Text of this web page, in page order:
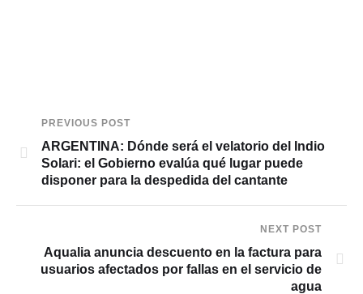
PREVIOUS POST
ARGENTINA: Dónde será el velatorio del Indio
Solari: el Gobierno evalúa qué lugar puede
disponer para la despedida del cantante
NEXT POST
Aqualia anuncia descuento en la factura para
usuarios afectados por fallas en el servicio de
agua